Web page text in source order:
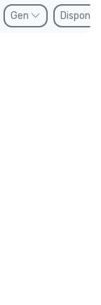
Gen